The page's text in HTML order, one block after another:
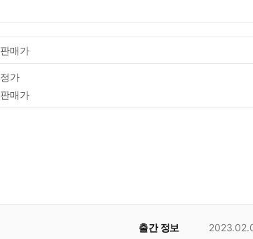
판매가
정가
판매가
출간 정보